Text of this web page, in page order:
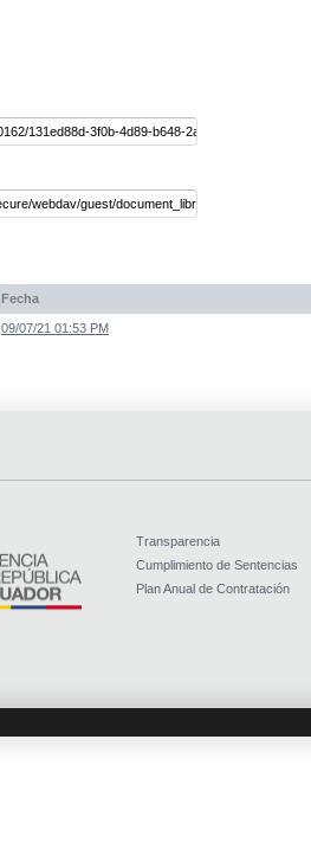
Fecha
09/07/21 01:53 PM
Transparencia
Cumplimiento de Sentencias
Plan Anual de Contratación